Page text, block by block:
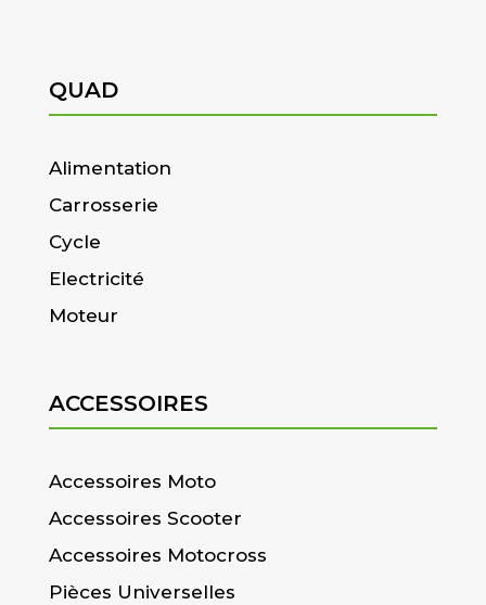
QUAD
Alimentation
Carrosserie
Cycle
Electricité
Moteur
ACCESSOIRES
Accessoires Moto
Accessoires Scooter
Accessoires Motocross
Pièces Universelles